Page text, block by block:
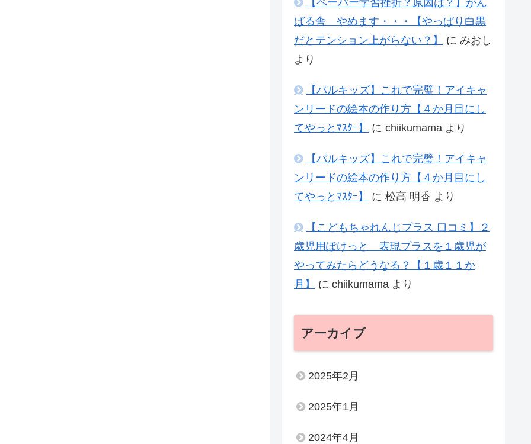
【ペーパー学習挫折？原因は？】がん
ばる舎 やめます・・・【やっぱり白黒
だとテンション上がらない？】
に みおし
より
【パルキッズ】これで完璧！アイキャ
ンリードの絵本の作り方【４か月目にし
てやっとﾏｽﾀｰ】
に chiikumama より
【パルキッズ】これで完璧！アイキャ
ンリードの絵本の作り方【４か月目にし
てやっとﾏｽﾀｰ】
に 松高 明香 より
【こどもちゃれんじプラス 口コミ】２
歳児用ぽけっと 表現プラスを１歳児が
やってみたらどうなる？【１歳１１か
月】
に chiikumama より
アーカイブ
2025年2月
2025年1月
2024年4月